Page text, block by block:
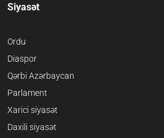
Siyasət
Ordu
Diaspor
Qərbi Azərbaycan
Parlament
Xarici siyasət
Daxili siyasət